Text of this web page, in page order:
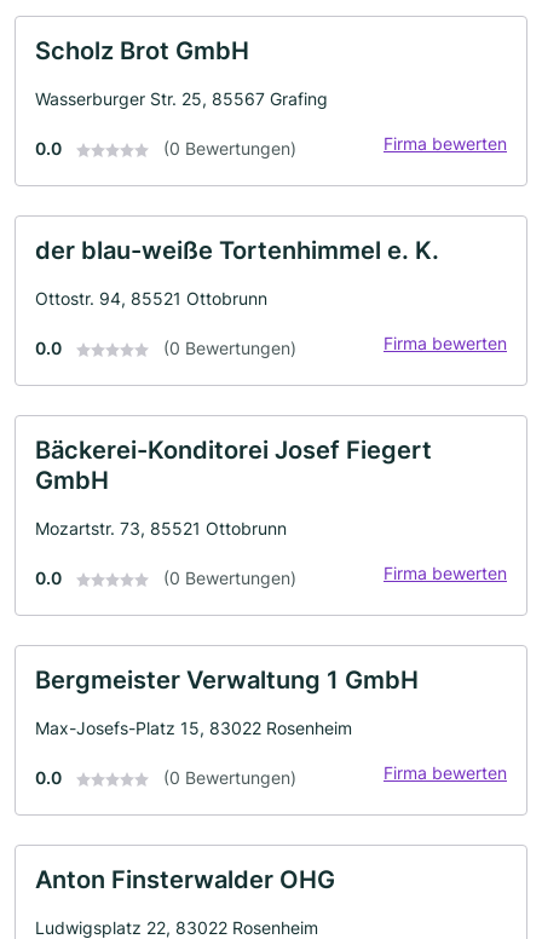
Scholz Brot GmbH
Wasserburger Str. 25, 85567 Grafing
0.0 (0 Bewertungen) Firma bewerten
der blau-weiße Tortenhimmel e. K.
Ottostr. 94, 85521 Ottobrunn
0.0 (0 Bewertungen) Firma bewerten
Bäckerei-Konditorei Josef Fiegert
GmbH
Mozartstr. 73, 85521 Ottobrunn
0.0 (0 Bewertungen) Firma bewerten
Bergmeister Verwaltung 1 GmbH
Max-Josefs-Platz 15, 83022 Rosenheim
0.0 (0 Bewertungen) Firma bewerten
Anton Finsterwalder OHG
Ludwigsplatz 22, 83022 Rosenheim